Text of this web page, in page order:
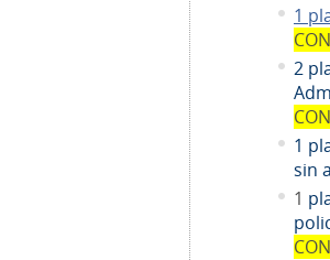
1
2
1
sin
1